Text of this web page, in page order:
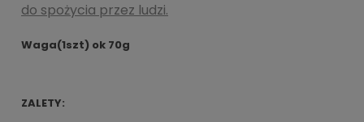
do spożycia przez ludzi.
Waga(1szt) ok 70g
ZALETY: